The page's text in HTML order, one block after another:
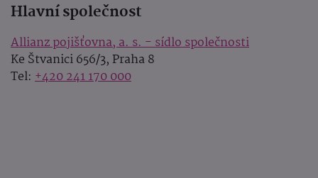
Hlavní společnost
Allianz pojišťovna, a. s. - sídlo společnosti
Ke Štvanici 656/3, Praha 8
Tel: +420 241 170 000